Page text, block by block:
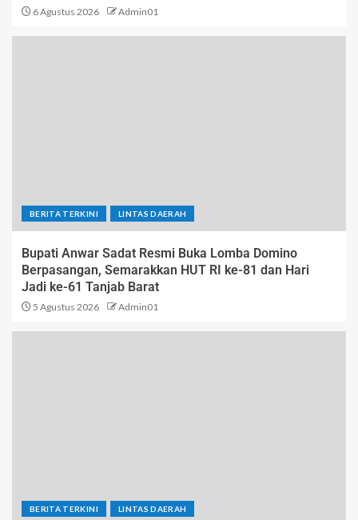
6 Agustus 2026 Admin01
BERITA TERKINI LINTAS DAERAH
Bupati Anwar Sadat Resmi Buka Lomba Domino
Berpasangan, Semarakkan HUT RI ke-81 dan Hari
Jadi ke-61 Tanjab Barat
5 Agustus 2026 Admin01
BERITA TERKINI LINTAS DAERAH